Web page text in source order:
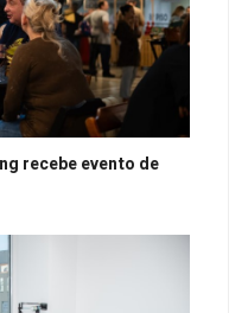
recebe evento de